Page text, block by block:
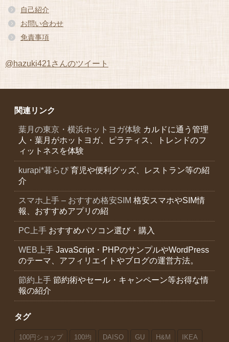
ブ
自己紹介
お問い合わせ
免責事項
@hazuki421さんのツイート
関連リンク
葉月の東京・横浜ホットヨガ体験 カルドに通う管理
人・葉月がホットヨガ、ピラティス、トレンドのフ
ィットネスを体験
kurapi*暮らぴ育児や便利グッズ、レストラン等の紹
介
スマホ上手 – おすすめ格安SIM 格安スマホやSIM情
報、おすすめアプリの紹
PC上手 おすすめパソコン選び・購入
WEB上手 JavaScript・PHPのサンプルやWordPress
のテーマ、アフィリエイトやブログの運営方法。
節約上手 節約術やセール・キャンペーン等お得な情
報の紹介
タグ
100円ショップ 100均 DAISO GU H&M IKEA